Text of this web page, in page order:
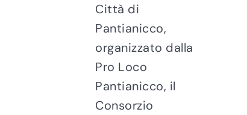
Città di
Pantianicco,
organizzato dalla
Pro Loco
Pantianicco, il
Consorzio